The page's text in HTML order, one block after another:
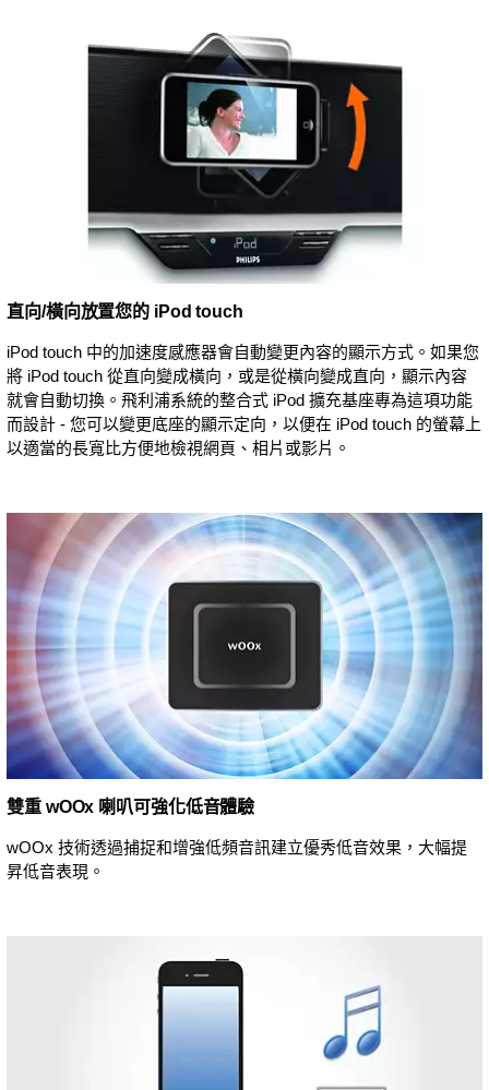
直向/橫向放置您的 iPod touch
iPod touch 中的加速度感應器會自動變更內容的顯示方式。如果您
將 iPod touch 從直向變成橫向，或是從橫向變成直向，顯示內容
就會自動切換。飛利浦系統的整合式 iPod 擴充基座專為這項功能
而設計 - 您可以變更底座的顯示定向，以便在 iPod touch 的螢幕上
以適當的長寬比方便地檢視網頁、相片或影片。
雙重 wOOx 喇叭可強化低音體驗
wOOx 技術透過捕捉和增強低頻音訊建立優秀低音效果，大幅提
昇低音表現。